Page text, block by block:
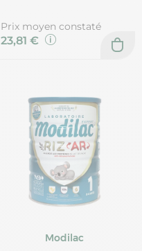
Prix moyen constaté
23,81 €
Modilac